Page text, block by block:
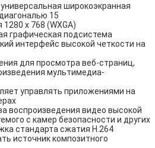
широкоэкранная
15
x 768 (WXGA)
графическая подсистема
интерфейс высокой четкости на
для просмотра веб-страниц,
мультимедиа-
управлять приложениями на
воспроизведения видео высокой
с камер безопасности и других
стандарта сжатия H.264
источник композитного